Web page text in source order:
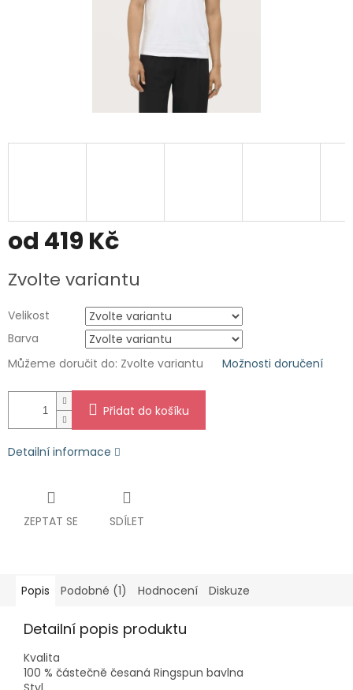
od 419 Kč
cena:
Zvolte variantu
Velikost
Barva
Můžeme doručit do: Zvolte variantu Možnosti doručení
Přidat do košíku
Detailní informace
ZEPTAT SE SDÍLET
Popis Podobné (1) Hodnocení Diskuze
Detailní popis produktu
Kvalita
100 % částečně česaná Ringspun bavlna